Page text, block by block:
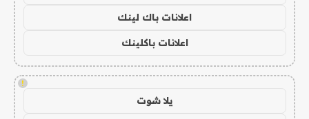
اعلانات باك لينك
اعلانات باكلينك
!
يلا شوت